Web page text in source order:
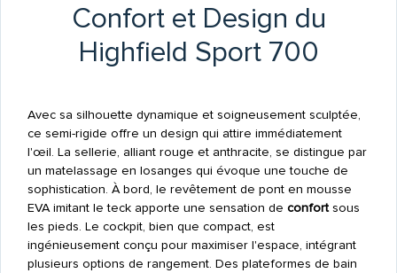
Confort et Design du
Highfield Sport 700
Avec sa silhouette dynamique et soigneusement sculptée,
ce semi-rigide offre un design qui attire immédiatement
l'œil. La sellerie, alliant rouge et anthracite, se distingue par
un matelassage en losanges qui évoque une touche de
sophistication. À bord, le revêtement de pont en mousse
EVA imitant le teck apporte une sensation de confortsous
les pieds. Le cockpit, bien que compact, est
ingénieusement conçu pour maximiser l'espace, intégrant
plusieurs options de rangement. Des plateformes de bain